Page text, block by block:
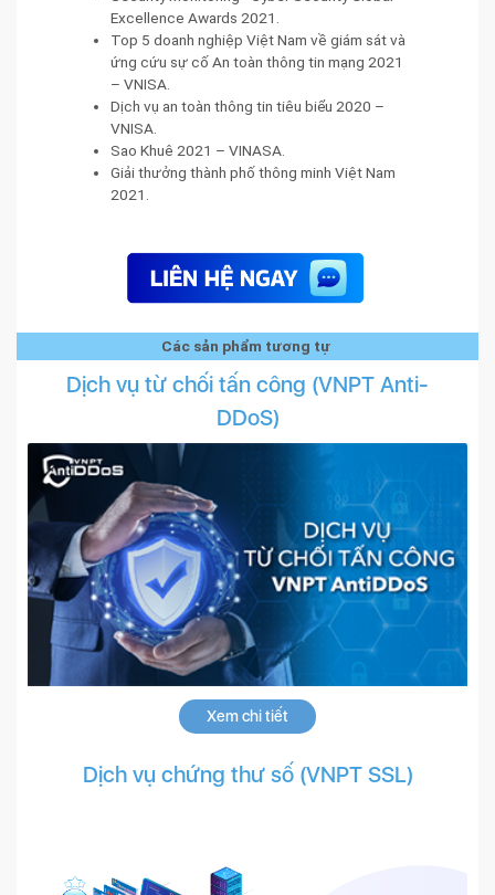
Excellence Awards 2021.
Top 5 doanh nghiệp Việt Nam về giám sát và
ứng cứu sự cố An toàn thông tin mạng 2021
– VNISA.
Dịch vụ an toàn thông tin tiêu biểu 2020 –
VNISA.
Sao Khuê 2021 – VINASA.
Giải thưởng thành phố thông minh Việt Nam
2021.
Các sản phẩm tương tự
Dịch vụ từ chối tấn công (VNPT Anti-
DDoS)
Xem chi tiết
Dịch vụ chứng thư số (VNPT SSL)